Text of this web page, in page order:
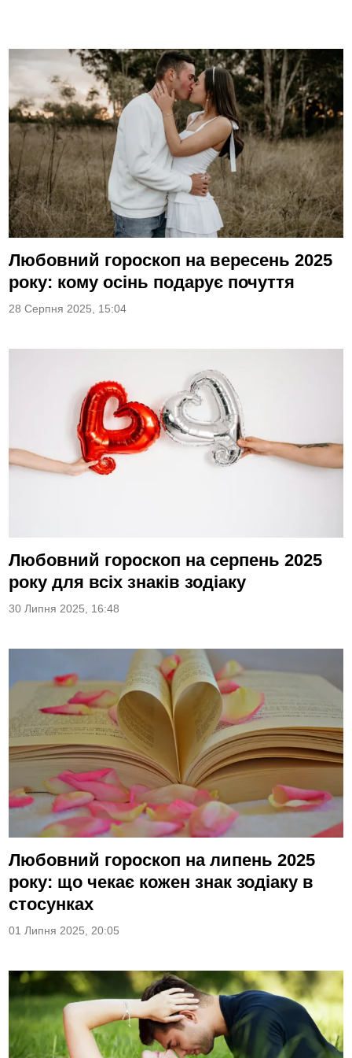
Любовний гороскоп на вересень 2025
року: кому осінь подарує почуття
28 Серпня 2025, 15:04
Любовний гороскоп на серпень 2025
року для всіх знаків зодіаку
30 Липня 2025, 16:48
Любовний гороскоп на липень 2025
року: що чекає кожен знак зодіаку в
стосунках
01 Липня 2025, 20:05